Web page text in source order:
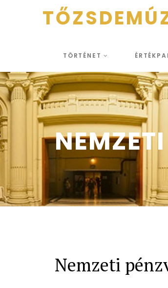
TÖRTÉNET
Nemzeti